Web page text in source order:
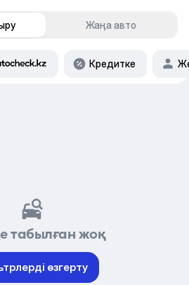
Жаңа авто
Кредитке
табылған жоқ
өзгерту